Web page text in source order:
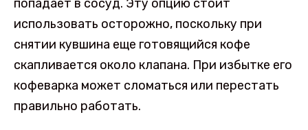
попадает в сосуд. Эту опцию стоит
использовать осторожно, поскольку при
снятии кувшина еще готовящийся кофе
скапливается около клапана. При избытке его
кофеварка может сломаться или перестать
правильно работать.